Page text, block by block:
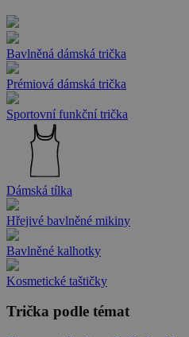
Bavlněná dámská trička
Prémiová dámská trička
Sportovní funkční trička
Dámská tílka
Hřejivé bavlněné mikiny
Bavlněné kalhotky
Kosmetické taštičky
Trička podle témat